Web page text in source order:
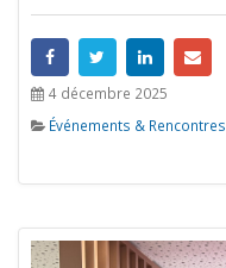
4 décembre 2025
Événements & Rencontres